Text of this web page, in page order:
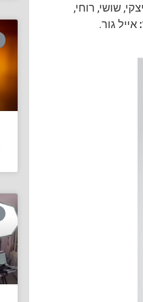
שושי, רוחי,
אייל גור.